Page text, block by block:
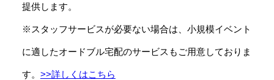
提供します。
※スタッフサービスが必要ない場合は、小規模イベント
に適したオードブル宅配のサービスもご用意しておりま
す。 >>詳しくはこちら